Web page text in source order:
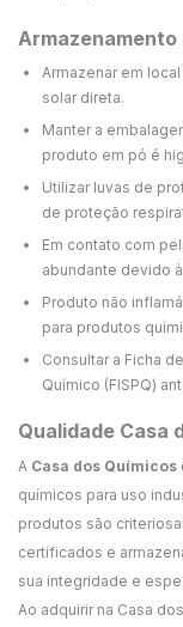
Armazenamento
Armazenar em
solar direta.
Manter a
produto em pó é
Utilizar luvas de
de proteção
Em contato com
abundante devido
Produto não
para produtos
Consultar a Ficha
Químico (FISPQ)
Qualidade Casa
A Casa dos Químicos
químicos para uso
produtos são
certificados e
sua integridade e
Ao adquirir na Casa